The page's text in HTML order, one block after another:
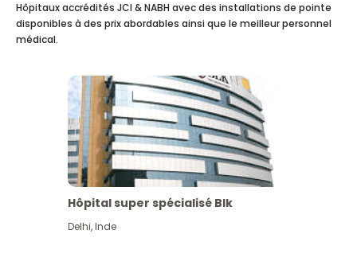
Hôpitaux accrédités JCI & NABH avec des installations de pointe
disponibles à des prix abordables ainsi que le meilleur personnel
médical.
Hôpital super spécialisé Blk
Delhi,Inde